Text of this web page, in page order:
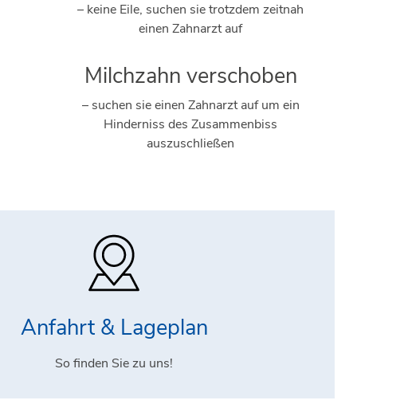
– keine Eile, suchen sie trotzdem zeitnah
einen Zahnarzt auf
Milchzahn verschoben
– suchen sie einen Zahnarzt auf um ein
Hinderniss des Zusammenbiss
auszuschließen
Anfahrt & Lageplan
So finden Sie zu uns!